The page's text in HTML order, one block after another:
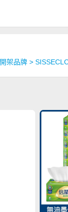
開架品牌 >